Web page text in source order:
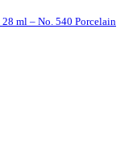
ml – No. 540 Porcelain